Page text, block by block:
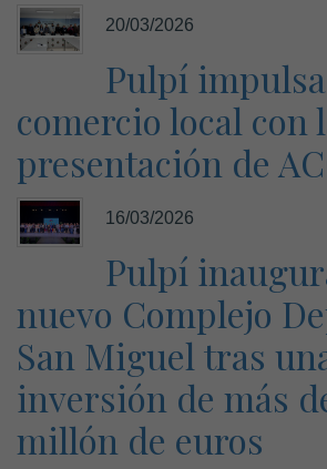
20/03/2026
Pulpí
comercio local con
presentación de
16/03/2026
Pulpí
nuevo Complejo
San Miguel tras
inversión de más
millón de euros